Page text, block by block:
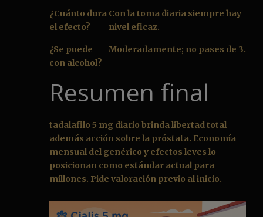
¿Cuánto dura
el efecto?
Con la toma diaria siempre hay
nivel eficaz.
¿Se puede
con alcohol?
Moderadamente; no pases de 3.
Resumen final
tadalafilo 5 mg diario brinda libertad total
además acción sobre la próstata. Economía
mensual del genérico y efectos leves lo
posicionan como estándar actual para
millones. Pide valoración previo al inicio.